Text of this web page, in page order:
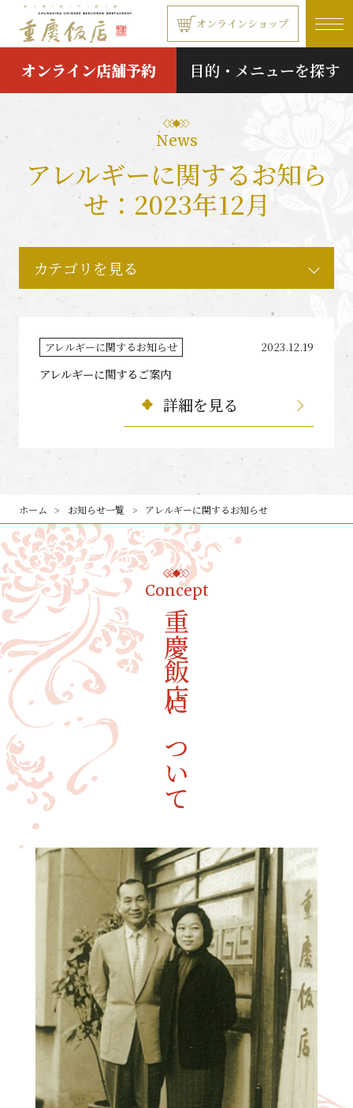
本文へ移動する オンラインショップ
オンライン店舗予約 目的・メニューを探す
News
アレルギーに関するお知ら
せ：2023年12月
カテゴリを見る
アレルギーに関するお知らせ 2023.12.19
アレルギーに関するご案内
詳細を見る
ホーム お知らせ一覧 アレルギーに関するお知らせ
Concept
重慶飯店について